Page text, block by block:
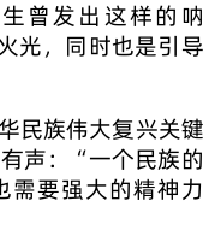
曾发出这样的呐
光，同时也是引导
民族伟大复兴关键
声：“一个民族的
需要强大的精神力